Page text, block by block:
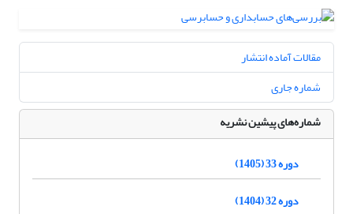
مقالات آماده انتشار
شماره جاری
شماره‌های پیشین نشریه
دوره 33 (1405)
دوره 32 (1404)